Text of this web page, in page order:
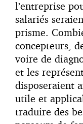
l’entreprise
salariés
prisme.
concepteurs,
voire de
et les
disposeraient
utile et
traduire des